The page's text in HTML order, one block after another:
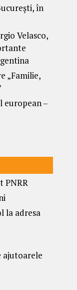
în
Velasco,
„Familie,
european –
PNRR
la adresa
ajutoarele